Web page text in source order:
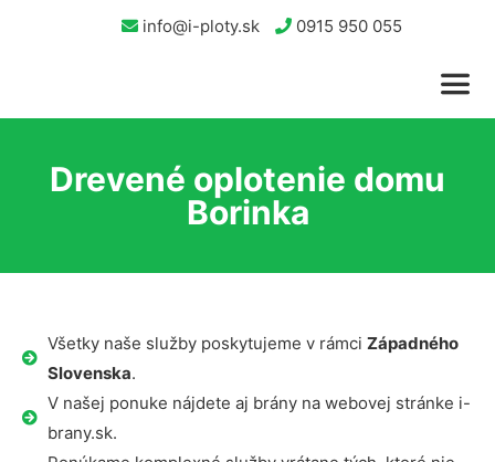
info@i-ploty.sk 0915 950 055
Drevené oplotenie domu
Borinka
Všetky naše služby poskytujeme v rámci Západného
Slovenska.
V našej ponuke nájdete aj brány na webovej stránke i-
brany.sk.